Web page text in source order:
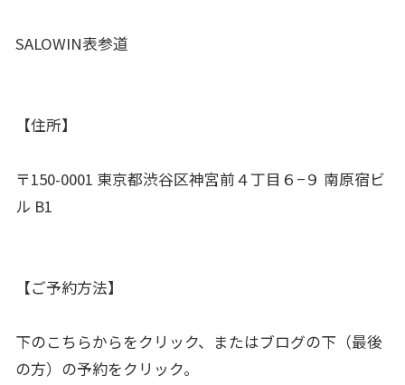
SALOWIN表参道
【住所】
〒150-0001 東京都渋谷区神宮前４丁目６−９ 南原宿ビ
ル B1
【ご予約方法】
下のこちらからをクリック、またはブログの下（最後
の方）の予約をクリック。